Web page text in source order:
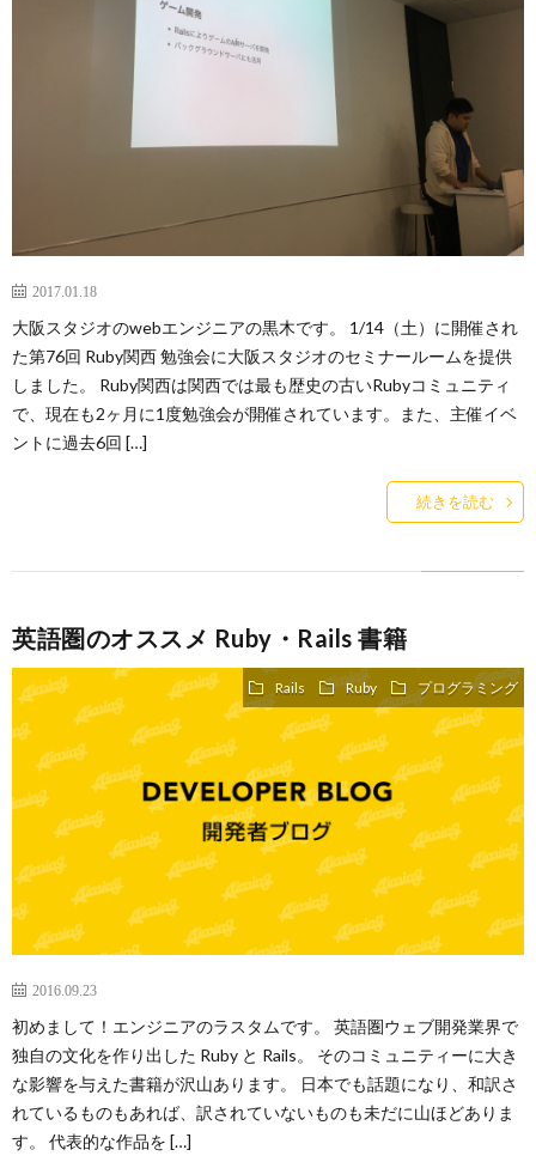
2017.01.18
大阪スタジオのwebエンジニアの黒木です。 1/14（土）に開催され
た第76回 Ruby関西 勉強会に大阪スタジオのセミナールームを提供
しました。 Ruby関西は関西では最も歴史の古いRubyコミュニティ
で、現在も2ヶ月に1度勉強会が開催されています。また、主催イベ
ントに過去6回 […]
続きを読む
英語圏のオススメ Ruby・Rails 書籍
Rails Ruby プログラミング
2016.09.23
初めまして！エンジニアのラスタムです。 英語圏ウェブ開発業界で
独自の文化を作り出した Ruby と Rails。 そのコミュニティーに大き
な影響を与えた書籍が沢山あります。 日本でも話題になり、和訳さ
れているものもあれば、訳されていないものも未だに山ほどありま
す。 代表的な作品を […]